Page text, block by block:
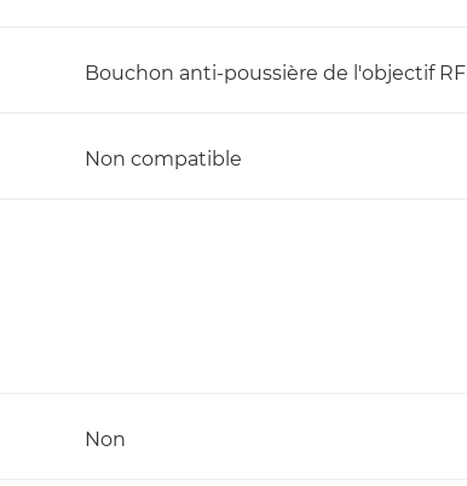
Bouchon anti-poussière de l'objectif RF
Non compatible
Non